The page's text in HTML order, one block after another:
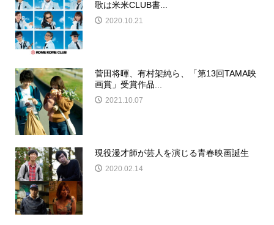
歌は米米CLUB書...
2020.10.21
菅田将暉、有村架純ら、「第13回TAMA映
画賞」受賞作品...
2021.10.07
現役漫才師が芸人を演じる青春映画誕生
2020.02.14